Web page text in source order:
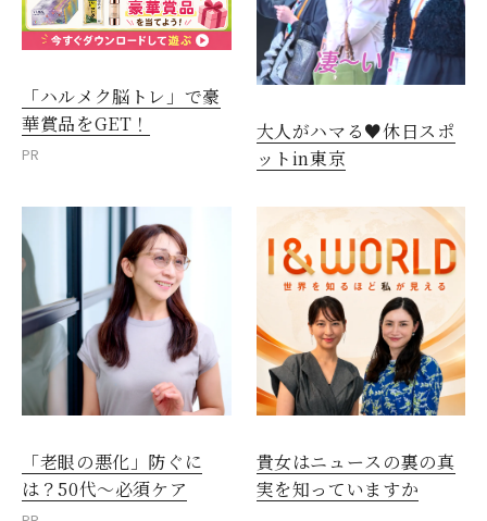
「ハルメク脳トレ」で豪
華賞品をGET！
PR
大人がハマる♥休日スポ
ットin東京
「老眼の悪化」防ぐに
は？50代～必須ケア
貴女はニュースの裏の真
実を知っていますか